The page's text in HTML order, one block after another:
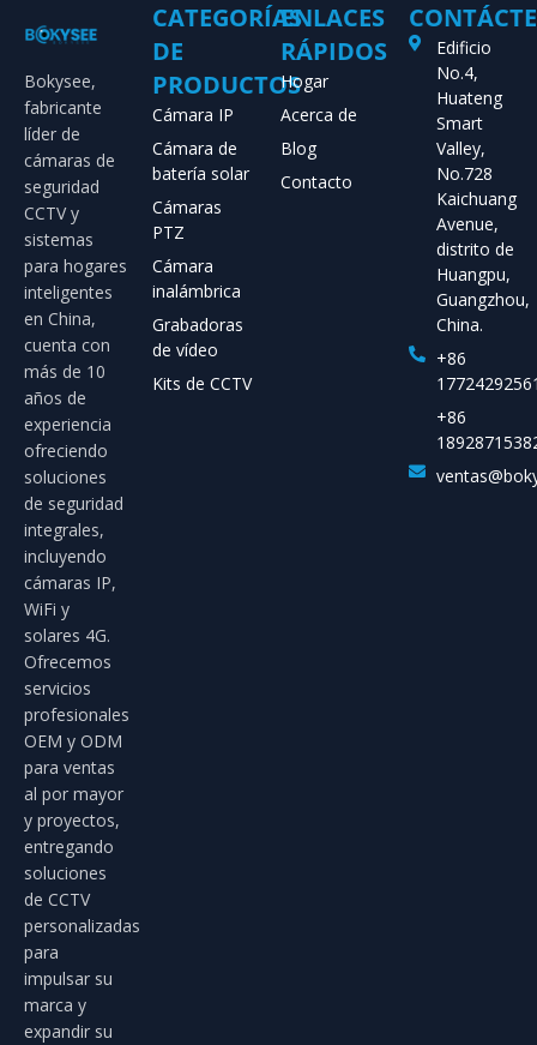
Bokysee,
fabricante
líder de
cámaras de
seguridad
CCTV y
sistemas
para hogares
inteligentes
en China,
cuenta con
más de 10
años de
experiencia
ofreciendo
soluciones
de seguridad
integrales,
incluyendo
cámaras IP,
WiFi y
solares 4G.
Ofrecemos
servicios
profesionales
OEM y ODM
para ventas
al por mayor
y proyectos,
entregando
soluciones
de CCTV
personalizadas
para
impulsar su
marca y
expandir su
CATEGORÍAS
DE
PRODUCTOS
Cámara IP
Cámara de
batería solar
Cámaras
PTZ
Cámara
inalámbrica
Grabadoras
de vídeo
Kits de CCTV
ENLACES
RÁPIDOS
Hogar
Acerca de
Blog
Contacto
Edificio
No.4,
Huateng
Smart
Valley,
No.728
Kaichuang
Avenue,
distrito de
Huangpu,
Guangzhou,
China.
+86
+86